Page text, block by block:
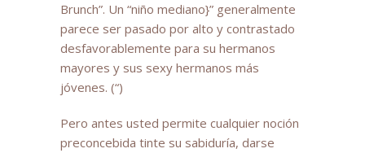
Brunch”. Un “niño mediano}” generalmente
parece ser pasado por alto y contrastado
desfavorablemente para su hermanos
mayores y sus sexy hermanos más
jóvenes. (“)
Pero antes usted permite cualquier noción
preconcebida tinte su sabiduría, darse